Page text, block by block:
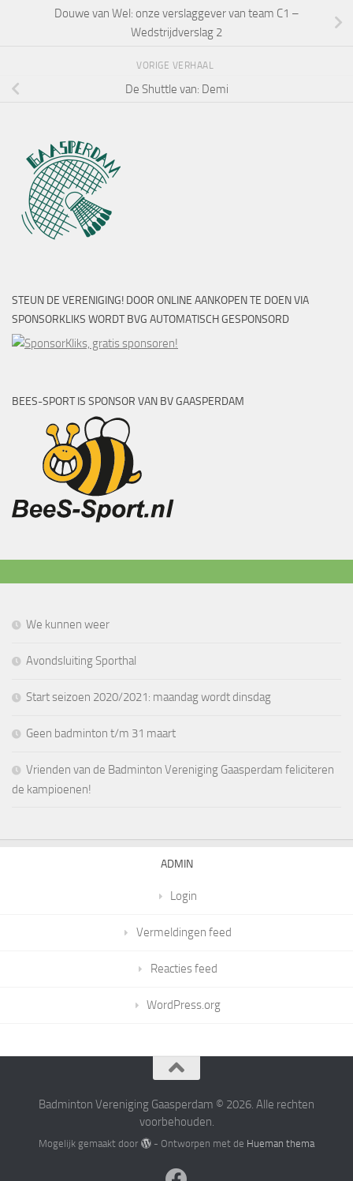
Douwe van Wel: onze verslaggever van team C1 –
Wedstrijdverslag 2
VORIGE VERHAAL
De Shuttle van: Demi
STEUN DE VERENIGING! DOOR ONLINE AANKOPEN TE DOEN VIA
SPONSORKLIKS WORDT BVG AUTOMATISCH GESPONSORD
BEES-SPORT IS SPONSOR VAN BV GAASPERDAM
We kunnen weer
Avondsluiting Sporthal
Start seizoen 2020/2021: maandag wordt dinsdag
Geen badminton t/m 31 maart
Vrienden van de Badminton Vereniging Gaasperdam feliciteren
de kampioenen!
ADMIN
Login
Vermeldingen feed
Reacties feed
WordPress.org
Badminton Vereniging Gaasperdam © 2026. Alle rechten
voorbehouden.
Mogelijk gemaakt door - Ontworpen met de Hueman thema